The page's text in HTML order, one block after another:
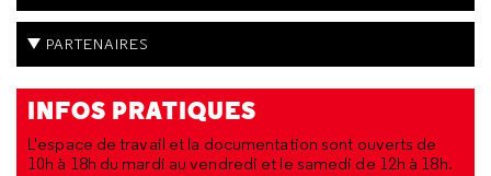
PARTENAIRES
INFOS PRATIQUES
L'espace de travail et la documentation sont ouverts de
10h à 18h du mardi au vendredi et le samedi de 12h à 18h.